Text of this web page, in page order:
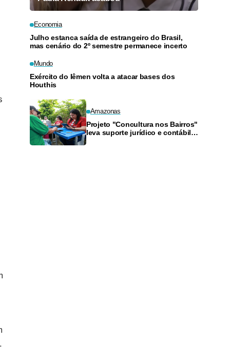
Economia
Julho estanca saída de estrangeiro do Brasil,
mas cenário do 2º semestre permanece incerto
Mundo
Exército do Iêmen volta a atacar bases dos
Houthis
Amazonas
Projeto "Concultura nos Bairros"
leva suporte jurídico e contábil a